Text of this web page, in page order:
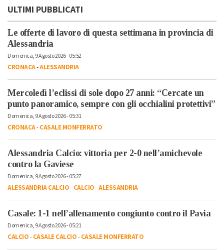
ULTIMI PUBBLICATI
Le offerte di lavoro di questa settimana in provincia di
Alessandria
Domenica, 9 Agosto 2026 - 05:52
CRONACA-ALESSANDRIA
Mercoledì l’eclissi di sole dopo 27 anni: “Cercate un
punto panoramico, sempre con gli occhialini protettivi”
Domenica, 9 Agosto 2026 - 05:31
CRONACA-CASALE MONFERRATO
Alessandria Calcio: vittoria per 2-0 nell’amichevole
contro la Gaviese
Domenica, 9 Agosto 2026 - 05:27
ALESSANDRIA CALCIO-CALCIO-ALESSANDRIA
Casale: 1-1 nell’allenamento congiunto contro il Pavia
Domenica, 9 Agosto 2026 - 05:21
CALCIO-CASALE CALCIO-CASALE MONFERRATO